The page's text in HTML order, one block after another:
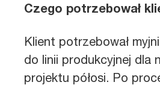
Czego potrzebował
Klient potrzebował
do linii produkcyjnej dla
projektu półosi. Po